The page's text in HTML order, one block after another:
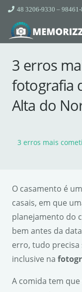
48 3206-9330 – 98461-
3 erros
fotografia
Alta do
3 erros mais
O casamento é
casais, em que
planejamento do
bem antes da
erro, tudo precisa
inclusive na
A comida tem